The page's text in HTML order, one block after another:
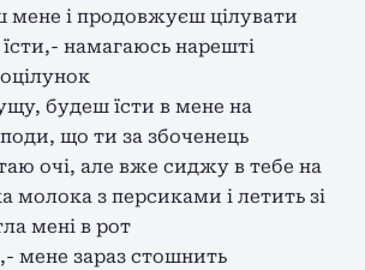
і продовжуєш цілувати
намагаюсь нарешті
будеш їсти в мене на
що ти за збоченець
очі, але вже сиджу в тебе на
молока з персиками і летить зі
мені в рот
мене зараз стошнить